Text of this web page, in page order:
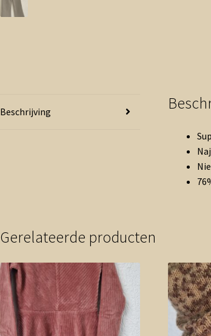
Beschrijving
Gerelateerde producten